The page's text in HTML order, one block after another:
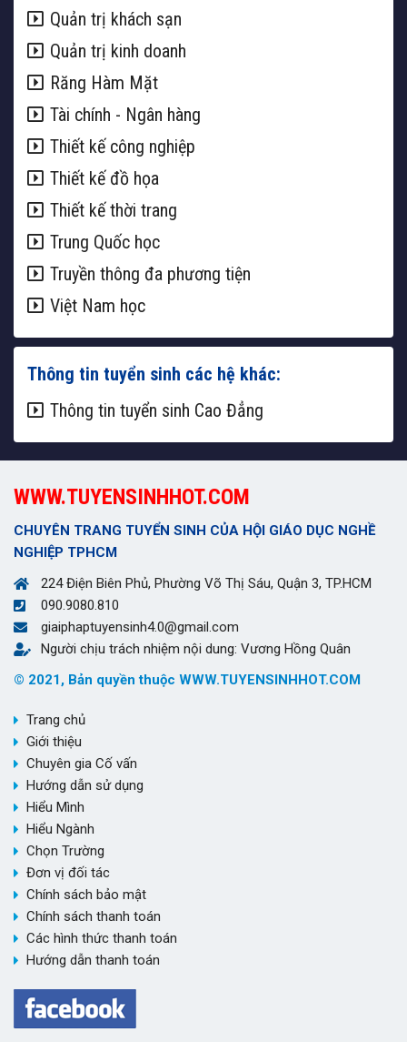
Quản trị khách sạn
Quản trị kinh doanh
Răng Hàm Mặt
Tài chính - Ngân hàng
Thiết kế công nghiệp
Thiết kế đồ họa
Thiết kế thời trang
Trung Quốc học
Truyền thông đa phương tiện
Việt Nam học
Thông tin tuyển sinh các hệ khác:
Thông tin tuyển sinh Cao Đẳng
WWW.TUYENSINHHOT.COM
CHUYÊN TRANG TUYỂN SINH CỦA HỘI GIÁO DỤC NGHỀ
NGHIỆP TPHCM
224 Điện Biên Phủ, Phường Võ Thị Sáu, Quận 3, TP.HCM
090.9080.810
giaiphaptuyensinh4.0@gmail.com
Người chịu trách nhiệm nội dung: Vương Hồng Quân
© 2021, Bản quyền thuộc WWW.TUYENSINHHOT.COM
Trang chủ
Giới thiệu
Chuyên gia Cố vấn
Hướng dẫn sử dụng
Hiểu Mình
Hiểu Ngành
Chọn Trường
Đơn vị đối tác
Chính sách bảo mật
Chính sách thanh toán
Các hình thức thanh toán
Hướng dẫn thanh toán